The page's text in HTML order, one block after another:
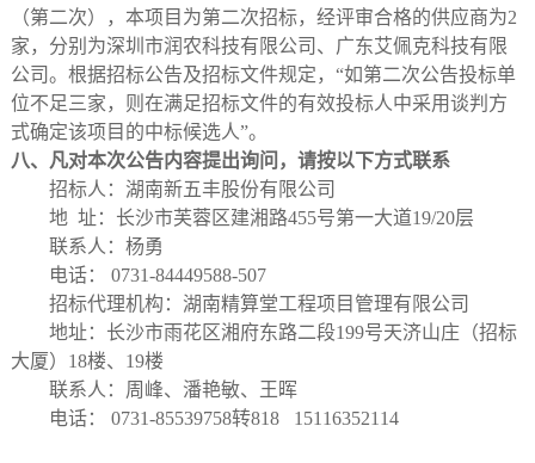
（第二次），本项目为第二次招标， 经评审合格的供应商为2
家，分别为深圳市润农科技有限公司、广东艾佩克科技有限
公司。根据招标公告及招标文件规定，“如第二次公告投标单
位不足三家，则在满足招标文件的有效投标人中采用谈判方
式确定该项目的中标候选人”。
八、凡对本次公告内容提出询问，请按以下方式联系
招标人：湖南新五丰股份有限公司
地 址：长沙市芙蓉区建湘路455号第一大道19/20层
联系人：杨勇
电话：
0731-84449588-507
招标代理机构： 湖南精算堂工程项目管理有限公司
地址： 长沙市雨花区湘府东路二段199号天济山庄（招标
大厦）18楼、19楼
联系人： 周峰、潘艳敏、王晖
电话：
0731-85539758转818 1 5116352114